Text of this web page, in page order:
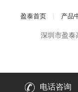
盈泰首页 产品
深圳市盈泰
电话咨询